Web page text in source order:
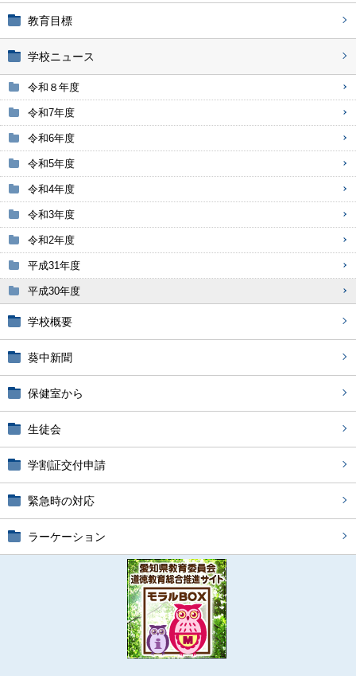
教育目標
学校ニュース
令和８年度
令和7年度
令和6年度
令和5年度
令和4年度
令和3年度
令和2年度
平成31年度
平成30年度
学校概要
葵中新聞
保健室から
生徒会
学割証交付申請
緊急時の対応
ラーケーション